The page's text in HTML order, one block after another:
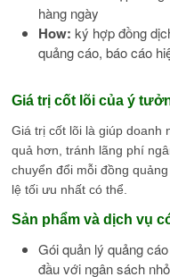
hàng ngày
How: ký hợp đồng
quảng cáo, báo cáo
Giá trị cốt lõi của ý
Giá trị cốt lõi là giúp doanh
quả hơn, tránh lãng phí
chuyển đổi mỗi đồng
lệ tối ưu nhất có thể.
Sản phẩm và dịch vụ
Gói quản lý quảng
đầu với ngân sách nhỏ